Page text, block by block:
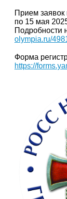
Прием заявок
по 15 мая
Подробности
olympia.ru/
Форма
https://